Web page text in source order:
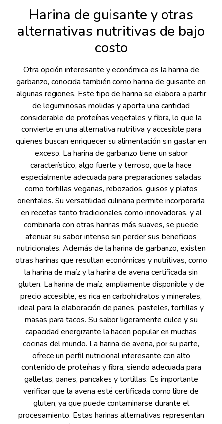
Harina de guisante y otras
alternativas nutritivas de bajo
costo
Otra opción interesante y económica es la harina de
garbanzo, conocida también como harina de guisante en
algunas regiones. Este tipo de harina se elabora a partir
de leguminosas molidas y aporta una cantidad
considerable de proteínas vegetales y fibra, lo que la
convierte en una alternativa nutritiva y accesible para
quienes buscan enriquecer su alimentación sin gastar en
exceso. La harina de garbanzo tiene un sabor
característico, algo fuerte y terroso, que la hace
especialmente adecuada para preparaciones saladas
como tortillas veganas, rebozados, guisos y platos
orientales. Su versatilidad culinaria permite incorporarla
en recetas tanto tradicionales como innovadoras, y al
combinarla con otras harinas más suaves, se puede
atenuar su sabor intenso sin perder sus beneficios
nutricionales. Además de la harina de garbanzo, existen
otras harinas que resultan económicas y nutritivas, como
la harina de maíz y la harina de avena certificada sin
gluten. La harina de maíz, ampliamente disponible y de
precio accesible, es rica en carbohidratos y minerales,
ideal para la elaboración de panes, pasteles, tortillas y
masas para tacos. Su sabor ligeramente dulce y su
capacidad energizante la hacen popular en muchas
cocinas del mundo. La harina de avena, por su parte,
ofrece un perfil nutricional interesante con alto
contenido de proteínas y fibra, siendo adecuada para
galletas, panes, pancakes y tortillas. Es importante
verificar que la avena esté certificada como libre de
gluten, ya que puede contaminarse durante el
procesamiento. Estas harinas alternativas representan